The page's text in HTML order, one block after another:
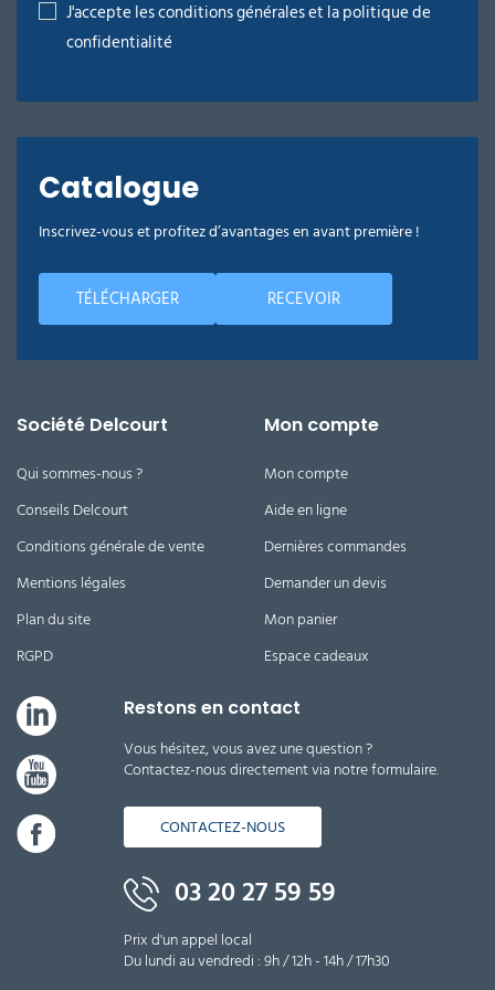
Joints de maçonnerie en mauvais état : L'eau
sous pression peut les fragiliser davantage.
Animaux : Ne jamais diriger le jet d'eau sous
personnes.
buse adaptée pour éviter de les casser. Il
existe des accessoires spécifiques pour le
nettoyage des vitres.
J'accepte les conditions générales et la politique de
confidentialité
Catalogue
Inscrivez-vous et profitez d’avantages en avant première !
TÉLÉCHARGER RECEVOIR
Société Delcourt
Qui sommes-nous ?
Conseils Delcourt
Conditions générale de vente
Mentions légales
Plan du site
RGPD
Mon compte
Mon compte
Aide en ligne
Dernières commandes
Demander un devis
Mon panier
Espace cadeaux
Restons en contact
Vous hésitez, vous avez une question ?
Contactez-nous directement via notre formulaire.
CONTACTEZ-NOUS
03 20 27 59 59
Prix d'un appel local
Du lundi au vendredi : 9h / 12h - 14h / 17h30